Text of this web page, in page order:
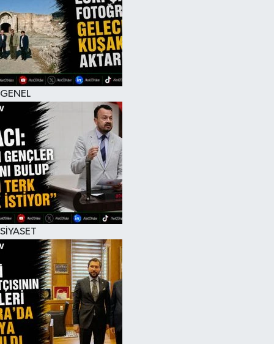
GENEL
SİYASET
RESMİ İLAN